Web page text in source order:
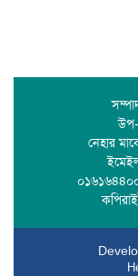
উপ-
নেহার